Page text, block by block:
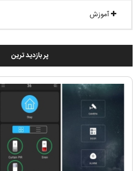
آموزش
پر بازدید ترین